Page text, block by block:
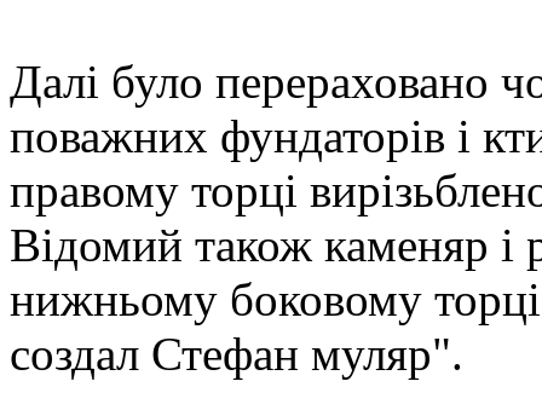
Далі було перераховано
поважних фундаторів і
правому торці
Відомий також каменяр і
нижньому боковому
создал Стефан муляр".